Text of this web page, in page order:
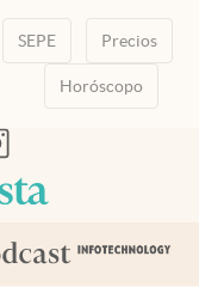
SEPE Precios
Horóscopo
pestaña
nueva pestaña
en nueva pestaña
abre en nueva pestaña